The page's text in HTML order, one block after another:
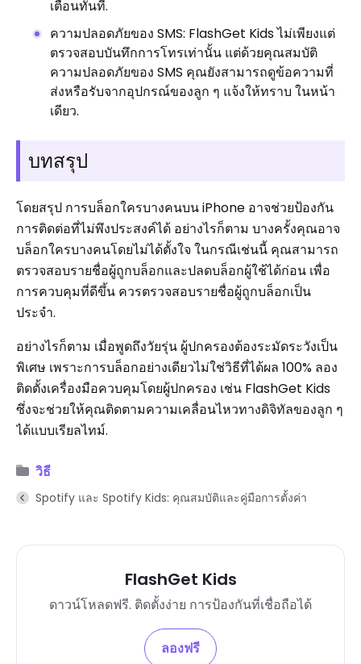
เตือนทันที.
ความปลอดภัยของ SMS: FlashGet Kids ไม่เพียงแต่
ตรวจสอบบันทึกการโทรเท่านั้น แต่ด้วยคุณสมบัติ
ความปลอดภัยของ SMS คุณยังสามารถดูข้อความที่
ส่งหรือรับจากอุปกรณ์ของลูก ๆ แจ้งให้ทราบ ในหน้า
เดียว.
บทสรุป
โดยสรุป การบล็อกใครบางคนบน iPhone อาจช่วยป้องกัน
การติดต่อที่ไม่พึงประสงค์ได้ อย่างไรก็ตาม บางครั้งคุณอาจ
บล็อกใครบางคนโดยไม่ได้ตั้งใจ ในกรณีเช่นนี้ คุณสามารถ
ตรวจสอบรายชื่อผู้ถูกบล็อกและปลดบล็อกผู้ใช้ได้ก่อน เพื่อ
การควบคุมที่ดีขึ้น ควรตรวจสอบรายชื่อผู้ถูกบล็อกเป็น
ประจำ.
อย่างไรก็ตาม เมื่อพูดถึงวัยรุ่น ผู้ปกครองต้องระมัดระวังเป็น
พิเศษ เพราะการบล็อกอย่างเดียวไม่ใช่วิธีที่ได้ผล 100% ลอง
ติดตั้งเครื่องมือควบคุมโดยผู้ปกครอง เช่น FlashGet Kids
ซึ่งจะช่วยให้คุณติดตามความเคลื่อนไหวทางดิจิทัลของลูก ๆ
ได้แบบเรียลไทม์.
วิธี
Spotify และ Spotify Kids: คุณสมบัติและคู่มือการตั้งค่า
FlashGet Kids
ดาวน์โหลดฟรี. ติดตั้งง่าย การป้องกันที่เชื่อถือได้
ลองฟรี